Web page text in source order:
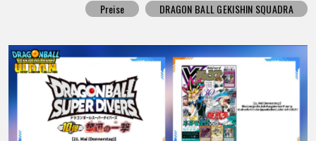
Preise
DRAGON BALL GEKISHIN SQUADRA